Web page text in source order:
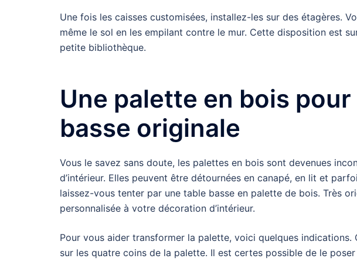
Une fois les caisses customisées, installez-les sur des étagères.
même le sol en les empilant contre le mur. Cette disposition est
petite bibliothèque.
Une palette en bois
basse originale
Vous le savez sans doute, les palettes en bois sont devenues
d’intérieur. Elles peuvent être détournées en canapé, en lit et
laissez-vous tenter par une table basse en palette de bois. Très
personnalisée à votre décoration d’intérieur.
Pour vous aider transformer la palette, voici quelques
sur les quatre coins de la palette. Il est certes possible de le